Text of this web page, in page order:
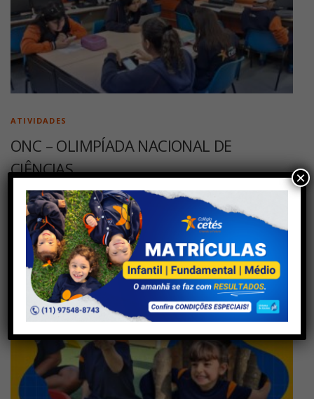
ATIVIDADES
ONC – OLIMPÍADA NACIONAL DE
CIÊNCIAS
ONC – OLIMPÍADA NACIONAL DE CIÊNCIAS Hoje nossos alunos do
Ensino Fundamental II e Ensino Médio participaram da 1ª fase da
ONC. A Olimpíada Nacional de Ciências (ONC) integra o Programa
Ciência …
×